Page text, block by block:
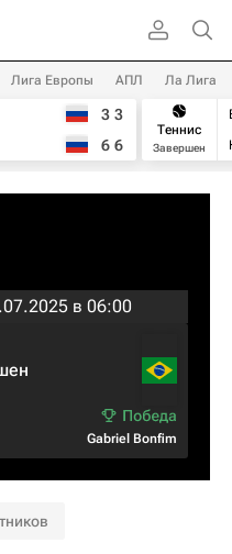
Лига Европы АПЛ Ла Лига
3 3
6 6
Теннис
Завершен
в 06:00
Gabriel Bonfim